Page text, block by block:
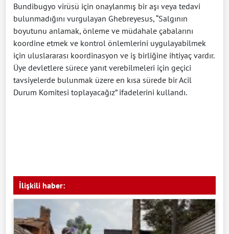
Bundibugyo virüsü için onaylanmış bir aşı veya tedavi
bulunmadığını vurgulayan Ghebreyesus, “Salgının
boyutunu anlamak, önleme ve müdahale çabalarını
koordine etmek ve kontrol önlemlerini uygulayabilmek
için uluslararası koordinasyon ve iş birliğine ihtiyaç vardır.
Üye devletlere sürece yanıt verebilmeleri için geçici
tavsiyelerde bulunmak üzere en kısa sürede bir Acil
Durum Komitesi toplayacağız” ifadelerini kullandı.
İlişkili haber: